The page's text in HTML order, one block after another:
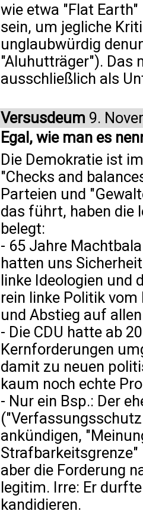
wie etwa "Flat
sein, um jegliche
unglaubwürdig
"Aluhutträger"). Das
ausschließlich als
Versusdeum 9.
Egal, wie man es
Die Demokratie ist
"Checks and
Parteien und
das führt, haben die
belegt:
- 65 Jahre
hatten uns
linke Ideologien und
rein linke Politik vom
und Abstieg auf
- Die CDU hatte ab
Kernforderungen
damit zu neuen
kaum noch echte
- Nur ein Bsp.: Der
ankündigen,
aber die Forderung
legitim. Irre: Er
kandidieren.